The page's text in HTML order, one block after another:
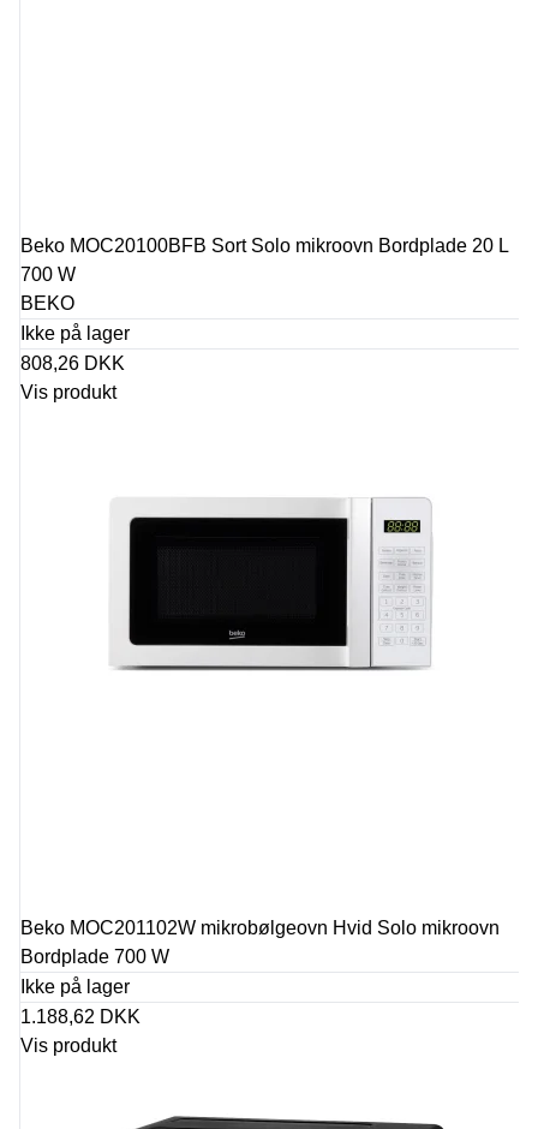
Beko MOC20100BFB Sort Solo mikroovn Bordplade 20 L
700 W
BEKO
Ikke på lager
808,26 DKK
Vis produkt
Beko MOC201102W mikrobølgeovn Hvid Solo mikroovn
Bordplade 700 W
Ikke på lager
1.188,62 DKK
Vis produkt